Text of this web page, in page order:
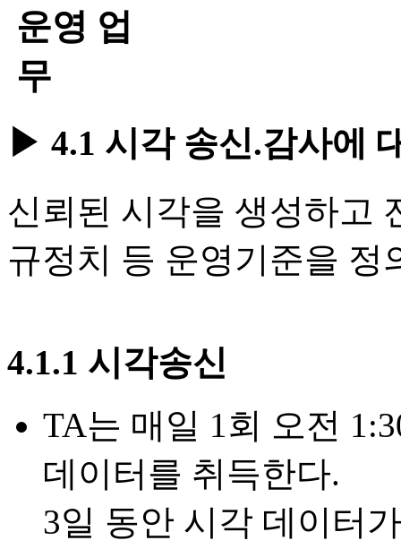
▶ 4.1 시각 송신.감사에
신뢰된 시각을 생성하고
규정치 등 운영기준을 정
4.1.1 시각송신
TA는 매일 1회 오전
데이터를 취득한다.
3일 동안 시각 데이터